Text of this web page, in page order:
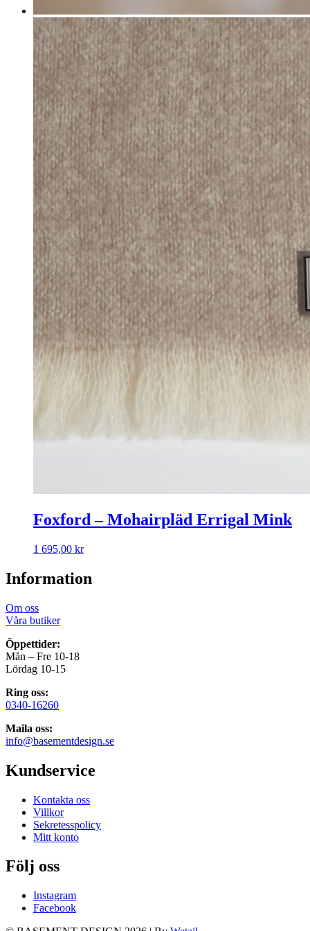
Foxford – Mohairpläd Errigal Mink
1 695,00 kr
Information
Om oss
Våra butiker
Öppettider:
Mån – Fre 10-18
Lördag 10-15
Ring oss:
0340-16260
Maila oss:
info@basementdesign.se
Kundservice
Kontakta oss
Villkor
Sekretesspolicy
Mitt konto
Följ oss
Instagram
Facebook